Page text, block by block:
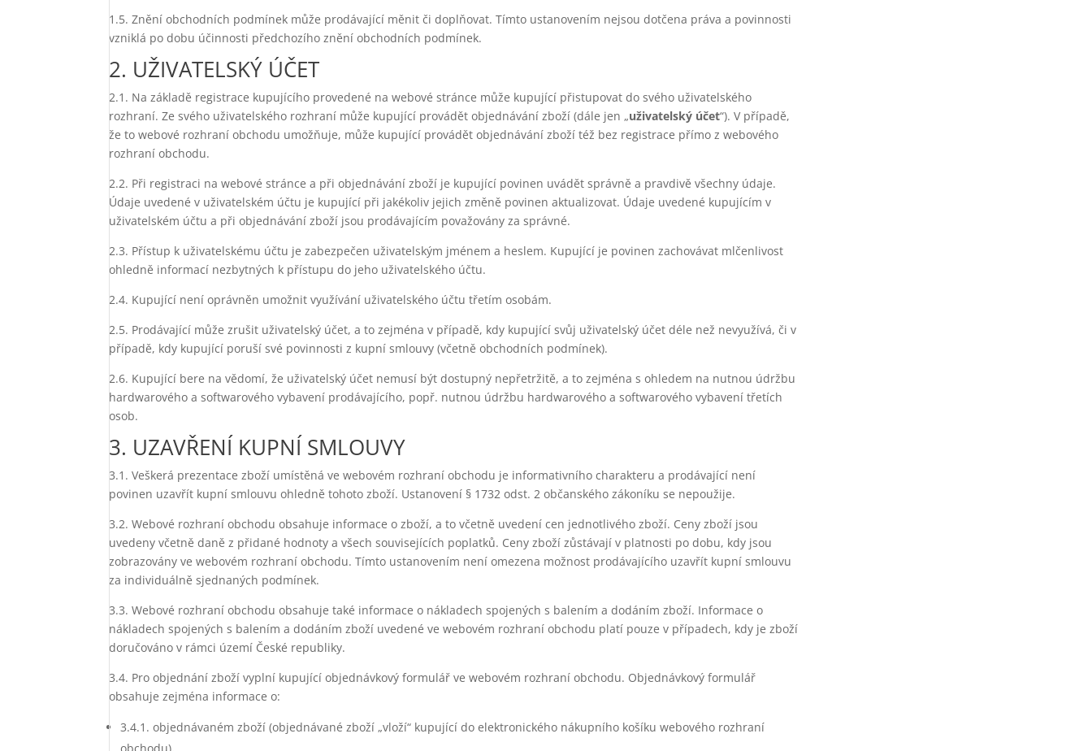
1.5. Znění obchodních podmínek může prodávající měnit či doplňovat. Tímto ustanovením nejsou dotčena práva a povinnosti
vzniklá po dobu účinnosti předchozího znění obchodních podmínek.
2. UŽIVATELSKÝ ÚČET
2.1. Na základě registrace kupujícího provedené na webové stránce může kupující přistupovat do svého uživatelského
rozhraní. Ze svého uživatelského rozhraní může kupující provádět objednávání zboží (dále jen „uživatelský účet“). V případě,
že to webové rozhraní obchodu umožňuje, může kupující provádět objednávání zboží též bez registrace přímo z webového
rozhraní obchodu.
2.2. Při registraci na webové stránce a při objednávání zboží je kupující povinen uvádět správně a pravdivě všechny údaje.
Údaje uvedené v uživatelském účtu je kupující při jakékoliv jejich změně povinen aktualizovat. Údaje uvedené kupujícím v
uživatelském účtu a při objednávání zboží jsou prodávajícím považovány za správné.
2.3. Přístup k uživatelskému účtu je zabezpečen uživatelským jménem a heslem. Kupující je povinen zachovávat mlčenlivost
ohledně informací nezbytných k přístupu do jeho uživatelského účtu.
2.4. Kupující není oprávněn umožnit využívání uživatelského účtu třetím osobám.
2.5. Prodávající může zrušit uživatelský účet, a to zejména v případě, kdy kupující svůj uživatelský účet déle než nevyužívá, či v
případě, kdy kupující poruší své povinnosti z kupní smlouvy (včetně obchodních podmínek).
2.6. Kupující bere na vědomí, že uživatelský účet nemusí být dostupný nepřetržitě, a to zejména s ohledem na nutnou údržbu
hardwarového a softwarového vybavení prodávajícího, popř. nutnou údržbu hardwarového a softwarového vybavení třetích
osob.
3. UZAVŘENÍ KUPNÍ SMLOUVY
3.1. Veškerá prezentace zboží umístěná ve webovém rozhraní obchodu je informativního charakteru a prodávající není
povinen uzavřít kupní smlouvu ohledně tohoto zboží. Ustanovení § 1732 odst. 2 občanského zákoníku se nepoužije.
3.2. Webové rozhraní obchodu obsahuje informace o zboží, a to včetně uvedení cen jednotlivého zboží. Ceny zboží jsou
uvedeny včetně daně z přidané hodnoty a všech souvisejících poplatků. Ceny zboží zůstávají v platnosti po dobu, kdy jsou
zobrazovány ve webovém rozhraní obchodu. Tímto ustanovením není omezena možnost prodávajícího uzavřít kupní smlouvu
za individuálně sjednaných podmínek.
3.3. Webové rozhraní obchodu obsahuje také informace o nákladech spojených s balením a dodáním zboží. Informace o
nákladech spojených s balením a dodáním zboží uvedené ve webovém rozhraní obchodu platí pouze v případech, kdy je zboží
doručováno v rámci území České republiky.
3.4. Pro objednání zboží vyplní kupující objednávkový formulář ve webovém rozhraní obchodu. Objednávkový formulář
obsahuje zejména informace o:
3.4.1. objednávaném zboží (objednávané zboží „vloží“ kupující do elektronického nákupního košíku webového rozhraní